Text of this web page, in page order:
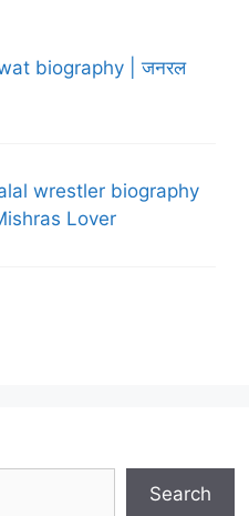
biography | जनरल
wrestler biography
Lover
Search